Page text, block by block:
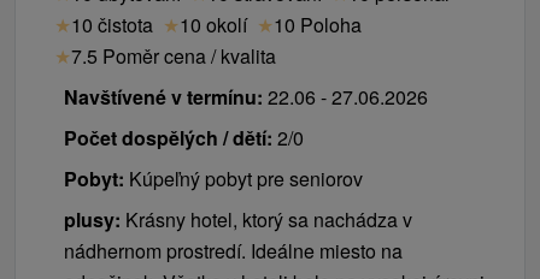
★10 čistota ★10 okolí ★10 Poloha
★7.5 Poměr cena / kvalita
Navštívené v termínu: 22.06 - 27.06.2026
Počet dospělých / dětí: 2/0
Pobyt: Kúpeľný pobyt pre seniorov
plusy: Krásny hotel, ktorý sa nachádza v
nádhernom prostredí. Ideálne miesto na